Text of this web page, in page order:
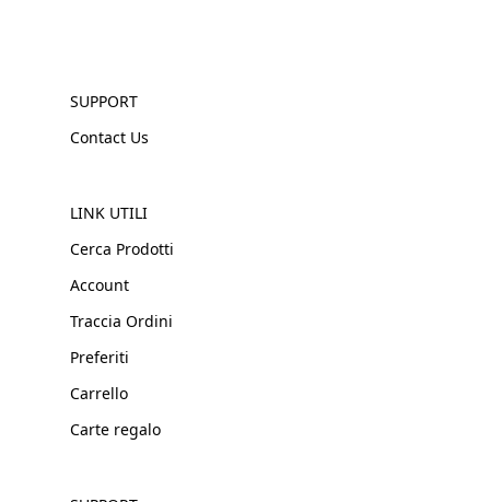
SUPPORT
Contact Us
LINK UTILI
Cerca Prodotti
Account
Traccia Ordini
Preferiti
Carrello
Carte regalo